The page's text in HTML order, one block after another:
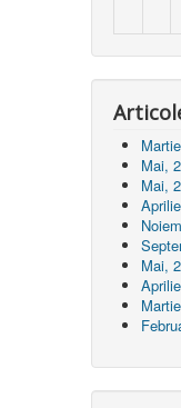
Mai,
Mai,
Mai,